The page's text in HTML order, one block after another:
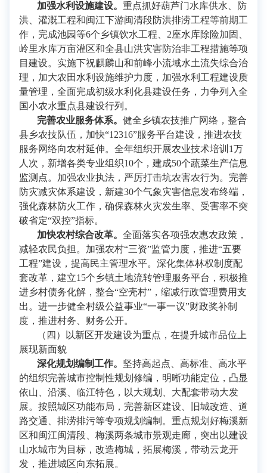
加强水利设施建设。 重点抓好葫芦门水库供水、防
洪、灌溉工程和闽江下游闽清段防洪排涝工程等前期工
作，完成池园等6个乡镇饮水工程、2座水库除险加固、
岭里水库万亩灌区和全县山洪灾害防治非工程措施等项
目建设。实施下祝麒麟山和前峰小流域水土流失综合治
理，加大农田水利设施维护力度，加强水利工程建设质
量管理，全面完成初级水利化县建设任务，力争列入全
国小农水重点县建设行列。
完善农业服务体系。 健全乡镇农技推广网络，整合
县乡农技队伍，加快“12316”服务平台建设，推进农技
服务网络向农村延伸。全年组织开展农业技术培训1万
人次，新增各类专业组织10个，建成50个蔬菜生产信息
监测点。加强农业执法，严厉打击坑农害农行为。完善
防灾减灾体系建设，新建30个气象灾害信息发布终端，
强化森林防火工作，确保森林火灾发生率、受害率不突
破省定“双控”指标。
加快农村综合改革。 全面落实各项强农惠农政策，
减轻农民负担。加强农村“三资”监管力度，推进“五要
工程”建设，提高民主管理水平。深化集体林权制度配
套改革，建立15个乡镇土地流转管理服务平台，积极推
进乡村债务化解，整合“空壳村”，缩减行政管理费用支
出。进一步健全村级公益事业“一事一议”财政奖补制
度，推进村务、财务公开。
（四）以新区开发建设为重点，在提升城市品位上
展现新面貌
深化规划编制工作。 坚持高起点、高标准、高水平
的组织完善城市控制性规划修编，明晰功能定位，凸显
依山、沿溪、临江特色，以大规划、大配套带动大发
展。按照城区功能布局，完善新区建设、旧城改造、道
路交通、排涝排污等专项规划编制。重点规划好梅溪新
区和闽江闽清段、梅溪两条城市景观走廊，突出以建设
山水城市为目标，改造梅城，拓展梅溪，带动云龙开
发，推进城区向东拓展。